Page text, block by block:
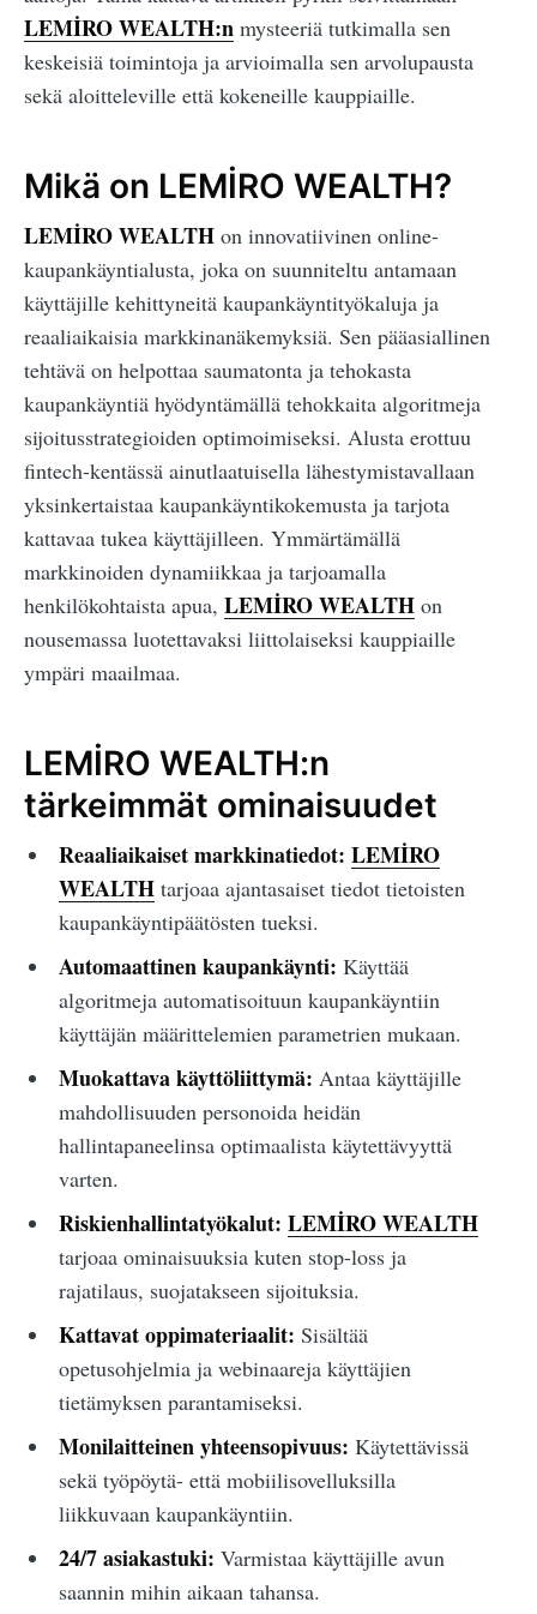
LEMİRO WEALTH:n mysteeriä tutkimalla sen
keskeisiä toimintoja ja arvioimalla sen arvolupausta
sekä aloitteleville että kokeneille kauppiaille.
Mikä on LEMİRO WEALTH?
LEMİRO WEALTH on innovatiivinen online-
kaupankäyntialusta, joka on suunniteltu antamaan
käyttäjille kehittyneitä kaupankäyntityökaluja ja
reaaliaikaisia markkinanäkemyksiä. Sen pääasiallinen
tehtävä on helpottaa saumatonta ja tehokasta
kaupankäyntiä hyödyntämällä tehokkaita algoritmeja
sijoitusstrategioiden optimoimiseksi. Alusta erottuu
fintech-kentässä ainutlaatuisella lähestymistavallaan
yksinkertaistaa kaupankäyntikokemusta ja tarjota
kattavaa tukea käyttäjilleen. Ymmärtämällä
markkinoiden dynamiikkaa ja tarjoamalla
henkilökohtaista apua, LEMİRO WEALTH on
nousemassa luotettavaksi liittolaiseksi kauppiaille
ympäri maailmaa.
LEMİRO WEALTH:n
tärkeimmät ominaisuudet
Reaaliaikaiset markkinatiedot: LEMİRO
WEALTHtarjoaa ajantasaiset tiedot tietoisten
kaupankäyntipäätösten tueksi.
Automaattinen kaupankäynti: Käyttää
algoritmeja automatisoituun kaupankäyntiin
käyttäjän määrittelemien parametrien mukaan.
Muokattava käyttöliittymä: Antaa käyttäjille
mahdollisuuden personoida heidän
hallintapaneelinsa optimaalista käytettävyyttä
varten.
Riskienhallintatyökalut: LEMİRO WEALTH
tarjoaa ominaisuuksia kuten stop-loss ja
rajatilaus, suojatakseen sijoituksia.
Kattavat oppimateriaalit: Sisältää
opetusohjelmia ja webinaareja käyttäjien
tietämyksen parantamiseksi.
Monilaitteinen yhteensopivuus: Käytettävissä
sekä työpöytä- että mobiilisovelluksilla
liikkuvaan kaupankäyntiin.
24/7 asiakastuki: Varmistaa käyttäjille avun
saannin mihin aikaan tahansa.